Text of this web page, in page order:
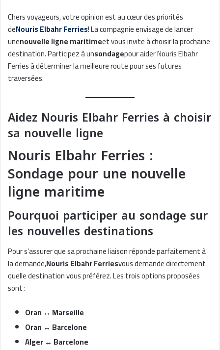
Chers voyageurs, votre opinion est au cœur des priorités
deNouris Elbahr Ferries! La compagnie envisage de lancer
unenouvelle ligne maritimeet vous invite à choisir la prochaine
destination. Participez à unsondagepour aider Nouris Elbahr
Ferries à déterminer la meilleure route pour ses futures
traversées.
Aidez Nouris Elbahr Ferries à choisir
sa nouvelle ligne
Nouris Elbahr Ferries :
Sondage pour une nouvelle
ligne maritime
Pourquoi participer au sondage sur
les nouvelles destinations
Pour s’assurer que sa prochaine liaison réponde parfaitement à
la demande,Nouris Elbahr Ferriesvous demande directement
quelle destination vous préférez. Les trois options proposées
sont :
Oran ↔ Marseille
Oran ↔ Barcelone
Alger ↔ Barcelone